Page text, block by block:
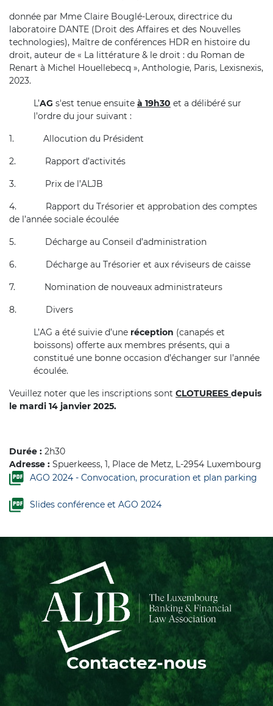
donnée par Mme Claire Bouglé-Leroux, directrice du
laboratoire DANTE (Droit des Affaires et des Nouvelles
technologies), Maître de conférences HDR en histoire du
droit, auteur de « La littérature & le droit : du Roman de
Renart à Michel Houellebecq », Anthologie, Paris, Lexisnexis,
2023.
L’AG s'est tenue ensuite à 19h30 et a délibéré sur
l’ordre du jour suivant :
1. Allocution du Président
2. Rapport d’activités
3. Prix de l’ALJB
4.
Rapport du Trésorier et approbation des comptes
de l’année sociale écoulée
5. Décharge au Conseil d’administration
6. Décharge au Trésorier et aux réviseurs de caisse
7. Nomination de nouveaux administrateurs
8. Divers
L’AG a été suivie d’une réception (canapés et
boissons) offerte aux membres présents, qui a
constitué une bonne occasion d’échanger sur l’année
écoulée.
Veuillez noter que les inscriptions sont CLOTUREES depuis
le mardi 14 janvier 2025.
Durée : 2h30
Adresse : Spuerkeess, 1, Place de Metz, L-2954 Luxembourg
AGO 2024 - Convocation, procuration et plan parking
Slides conférence et AGO 2024
Contactez-nous